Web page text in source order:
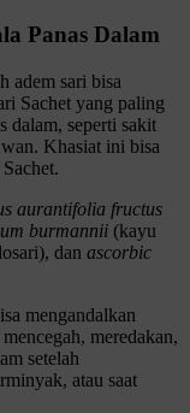
Panas Dalam
adem sari bisa
Sachet yang paling
dalam, seperti sakit
Khasiat ini bisa
aurantifolia fructus
burmannii (kayu
dan ascorbic
mengandalkan
meredakan,
setelah
atau saat